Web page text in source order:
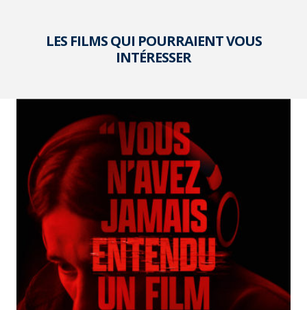
LES FILMS QUI POURRAIENT VOUS
INTÉRESSER